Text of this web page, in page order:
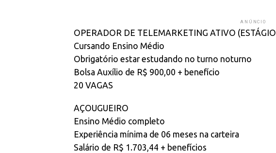
ANÚNCIO
OPERADOR DE TELEMARKETING ATIVO
Cursando Ensino Médio
Obrigatório estar estudando no turno noturno
Bolsa Auxílio de R$ 900,00 + benefício
20 VAGAS
AÇOUGUEIRO
Ensino Médio completo
Experiência mínima de 06 meses na carteira
Salário de R$ 1.703,44 + benefícios